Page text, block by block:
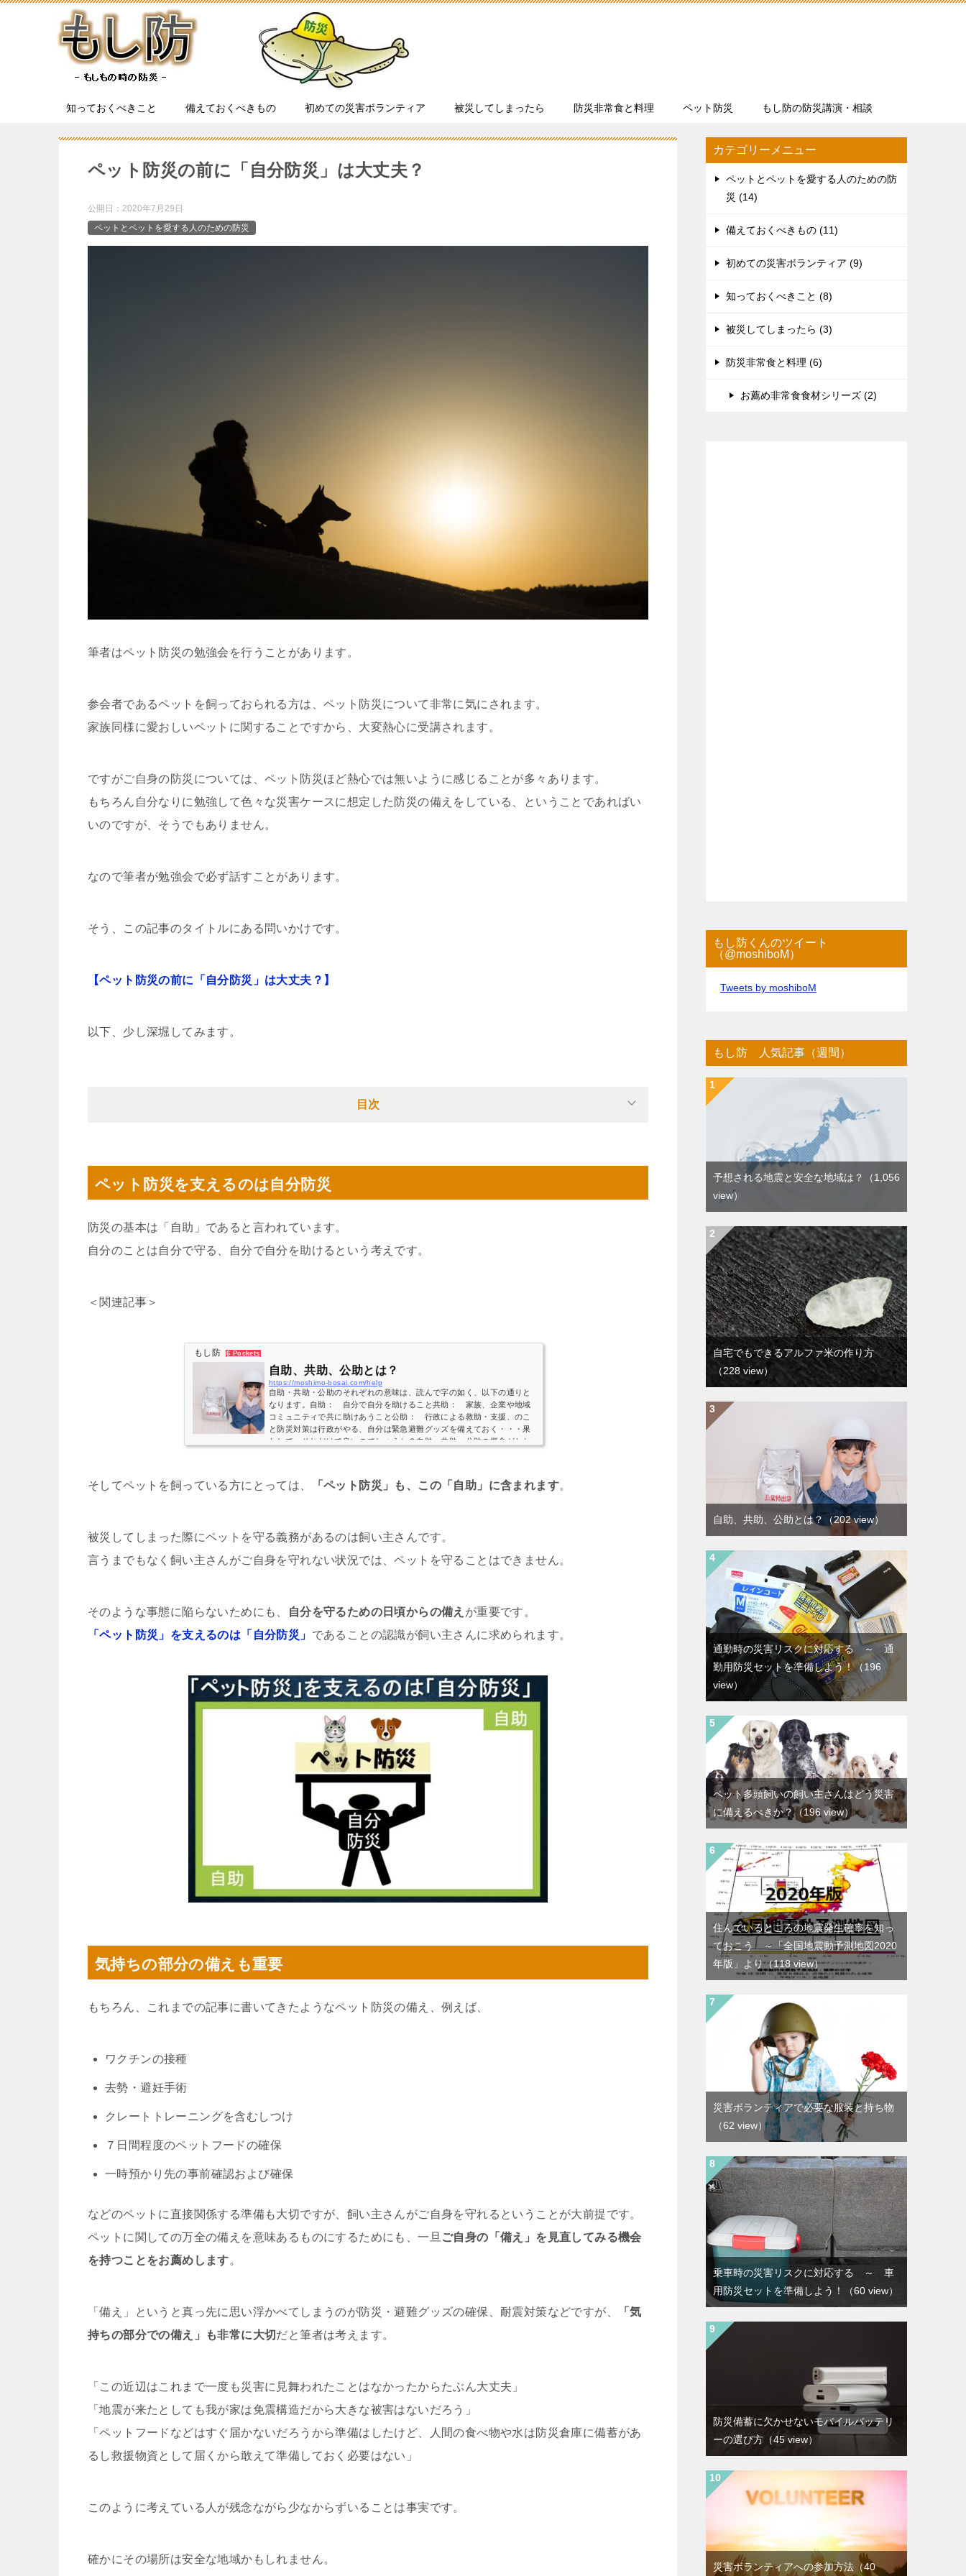
知っておくべきこと 備えておくべきもの 初めての災害ボランティア 被災してしまったら 防災非常食と料理 ペット防災 もし防の防災講演・相談
ペット防災の前に「自分防災」は大丈夫？
公開日： 2020年7月29日
ペットとペットを愛する人のための防災
筆者はペット防災の勉強会を行うことがあります。
参会者であるペットを飼っておられる方は、ペット防災について非常に気にされます。
家族同様に愛おしいペットに関することですから、大変熱心に受講されます。
ですがご自身の防災については、ペット防災ほど熱心では無いように感じることが多々あります。
もちろん自分なりに勉強して色々な災害ケースに想定した防災の備えをしている、ということであればい
いのですが、そうでもありません。
なので筆者が勉強会で必ず話すことがあります。
そう、この記事のタイトルにある問いかけです。
【ペット防災の前に「自分防災」は大丈夫？】
以下、少し深堀してみます。
目次
ペット防災を支えるのは自分防災
防災の基本は「自助」であると言われています。
自分のことは自分で守る、自分で自分を助けるという考えです。
＜関連記事＞
もし防 6 Pockets
自助、共助、公助とは？
https://moshimo-bosai.com/help
自助・共助・公助のそれぞれの意味は、読んで字の如く、以下の通りと
なります。自助： 自分で自分を助けること共助： 家族、企業や地域
コミュニティで共に助けあうこと公助： 行政による救助・支援、のこ
と防災対策は行政がやる、自分は緊急避難グッズを備えておく・・・果
たして、それだけで良いのでしょうか？自助・共助・公助の概念がわか
あることが分かります。以下、もう少し詳しく説明し...
そしてペットを飼っている方にとっては、 「ペット防災」も、この「自助」に含まれます。
被災してしまった際にペットを守る義務があるのは飼い主さんです。
言うまでもなく飼い主さんがご自身を守れない状況では、ペットを守ることはできません。
そのような事態に陥らないためにも、 自分を守るための日頃からの備え が重要です。
「ペット防災」を支えるのは「自分防災」 であることの認識が飼い主さんに求められます。
気持ちの部分の備えも重要
もちろん、これまでの記事に書いてきたようなペット防災の備え、例えば、
ワクチンの接種
去勢・避妊手術
クレートトレーニングを含むしつけ
７日間程度のペットフードの確保
一時預かり先の事前確認および確保
などのペットに直接関係する準備も大切ですが、飼い主さんがご自身を守れるということが大前提です。
ペットに関しての万全の備えを意味あるものにするためにも、一旦 ご自身の「備え」を見直してみる機会
を持つことをお薦めします。
「備え」というと真っ先に思い浮かべてしまうのが防災・避難グッズの確保、耐震対策などですが、
「気
持ちの部分での備え」も非常に大切 だと筆者は考えます。
「この近辺はこれまで一度も災害に見舞われたことはなかったからたぶん大丈夫」
「地震が来たとしても我が家は免震構造だから大きな被害はないだろう」
「ペットフードなどはすぐ届かないだろうから準備はしたけど、人間の食べ物や水は防災倉庫に備蓄があ
るし救援物資として届くから敢えて準備しておく必要はない」
このように考えている人が残念ながら少なからずいることは事実です。
確かにその場所は安全な地域かもしれません。
カテゴリーメニュー
ペットとペットを愛する人のための防
災 (14)
備えておくべきもの (11)
初めての災害ボランティア (9)
知っておくべきこと (8)
被災してしまったら (3)
防災非常食と料理 (6)
お薦め非常食食材シリーズ (2)
もし防くんのツイート
（@moshiboM）
Tweets by moshiboM
もし防 人気記事（週間）
予想される地震と安全な地域は？
（1,056
view）
自宅でもできるアルファ米の作り方
（228 view）
自助、共助、公助とは？ （202 view）
通勤時の災害リスクに対応する ～ 通
勤用防災セットを準備しよう！（196
view）
ペット多頭飼いの飼い主さんはどう災害
に備えるべきか？（196 view）
住んでいるところの地震発生確率を知っ
ておこう ～「全国地震動予測地図2020
年版」より（118 view）
災害ボランティアで必要な服装と持ち物
（62 view）
乗車時の災害リスクに対応する ～ 車
用防災セットを準備しよう！
（60 view）
防災備蓄に欠かせないモバイルバッテリ
ーの選び方 （45 view）
災害ボランティアへの参加方法 （40